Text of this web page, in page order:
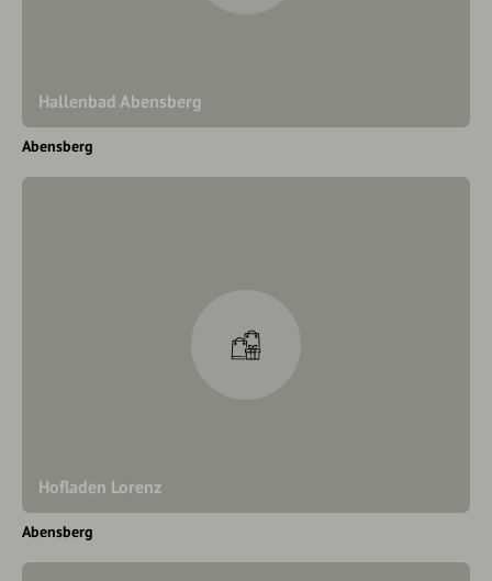
Hallenbad Abensberg
Abensberg
Hofladen Lorenz
Abensberg